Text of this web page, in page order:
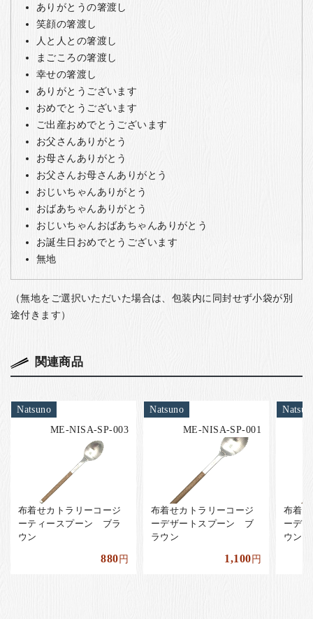
ありがとうの箸渡し
笑顔の箸渡し
人と人との箸渡し
まごころの箸渡し
幸せの箸渡し
ありがとうございます
おめでとうございます
ご出産おめでとうございます
お父さんありがとう
お母さんありがとう
お父さんお母さんありがとう
おじいちゃんありがとう
おばあちゃんありがとう
おじいちゃんおばあちゃんありがとう
お誕生日おめでとうございます
無地
（無地をご選択いただいた場合は、包装内に同封せず小袋が別
途付きます）
関連商品
Natsuno
ME-NISA-SP-003
布着せカトラリーコージ
ーティースプーン ブラ
ウン
880円
Natsuno
ME-NISA-SP-001
布着せカトラリーコージ
ーデザートスプーン ブ
ラウン
1,100円
布着
ーデ
ウン